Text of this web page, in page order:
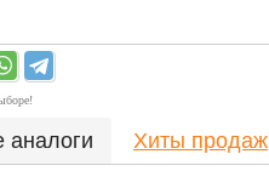
Хиты продаж